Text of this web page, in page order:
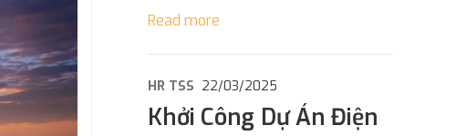
Read more
HR TSS 22/03/2025
Khởi Công Dự Án Điện